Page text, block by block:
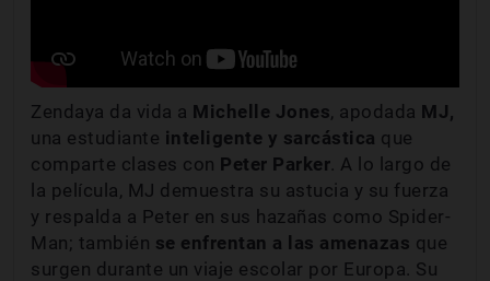
Zendaya da vida a Michelle Jones, apodada MJ,
una estudiante inteligente y sarcástica que
comparte clases con Peter Parker . A lo largo de
la película, MJ demuestra su astucia y su fuerza
y respalda a Peter en sus hazañas como Spider-
Man; también se enfrentan a las amenazas que
surgen durante un viaje escolar por Europa. Su